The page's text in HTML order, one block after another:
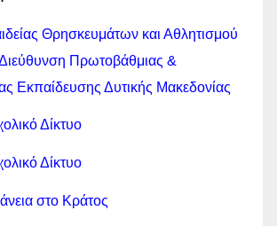
Θρησκευμάτων και Αθλητισμού
Διεύθυνση Πρωτοβάθμιας &
Εκπαίδευσης Δυτικής Μακεδονίας
Δίκτυο
Δίκτυο
στο Κράτος